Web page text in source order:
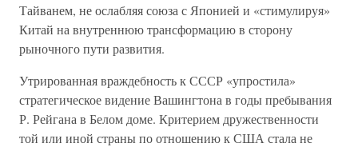
Тайванем, не ослабляя союза с Японией и «стимулируя»
Китай на внутреннюю трансформацию в сторону
рыночного пути развития.
Утрированная враждебность к СССР «упростила»
стратегическое видение Вашингтона в годы пребывания
Р. Рейгана в Белом доме. Критерием дружественности
той или иной страны по отношению к США стала не